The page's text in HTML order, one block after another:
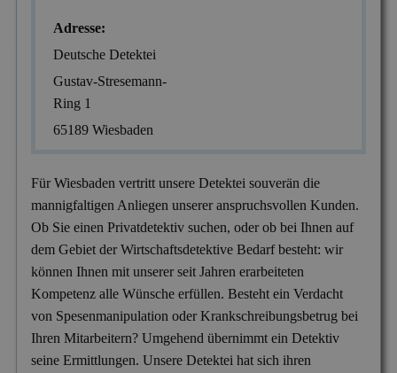
Wanzen- & Lauschabwehr
Wirtschaftsspionage
Adresse:
Deutsche Detektei
Gustav-Stresemann-
Ring 1
65189 Wiesbaden
Für Wiesbaden vertritt unsere Detektei souverän die
mannigfaltigen Anliegen unserer anspruchsvollen Kunden.
Ob Sie einen Privatdetektiv suchen, oder ob bei Ihnen auf
dem Gebiet der Wirtschaftsdetektive Bedarf besteht: wir
können Ihnen mit unserer seit Jahren erarbeiteten
Kompetenz alle Wünsche erfüllen. Besteht ein Verdacht
von Spesenmanipulation oder Krankschreibungsbetrug bei
Ihren Mitarbeitern? Umgehend übernimmt ein Detektiv
seine Ermittlungen. Unsere Detektei hat sich ihren